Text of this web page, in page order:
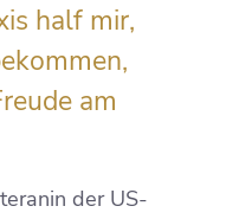
half mir,
am
der US-